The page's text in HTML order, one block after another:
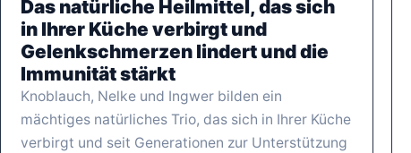
Das natürliche Heilmittel, das sich
in Ihrer Küche verbirgt und
Gelenkschmerzen lindert und die
Immunität stärkt
Knoblauch, Nelke und Ingwer bilden ein
mächtiges natürliches Trio, das sich in Ihrer Küche
verbirgt und seit Generationen zur Unterstützung